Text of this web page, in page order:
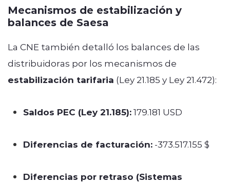
Mecanismos de estabilización y
balances de Saesa
La CNE también detalló los balances de las
distribuidoras por los mecanismos de
estabilización tarifaria (Ley 21.185 y Ley 21.472):
Saldos PEC (Ley 21.185):179.181 USD
Diferencias de facturación: -373.517.155 $
Diferencias por retraso (Sistemas